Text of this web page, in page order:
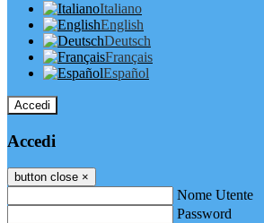
Italiano
English
Deutsch
Français
Español
Accedi
Accedi
button close ×
Nome Utente
Password